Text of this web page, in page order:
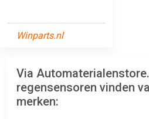
Winparts.nl
Via
regensensoren vinden
merken: